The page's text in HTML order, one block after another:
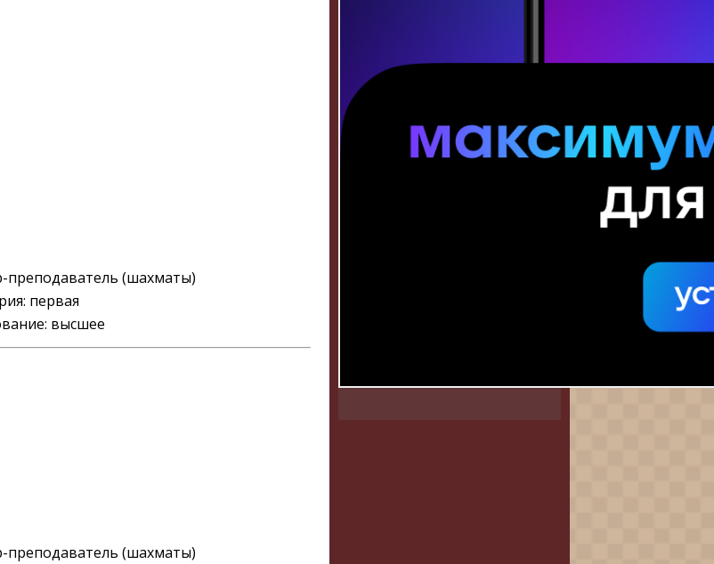
преподаватель (шахматы)
первая
высшее
преподаватель (шахматы)